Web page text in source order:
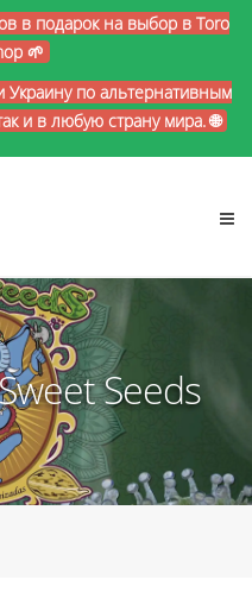
в подарок на выбор в Toro
🌱
Украину по альтернативным
и в любую страну мира. 🌐
Seeds